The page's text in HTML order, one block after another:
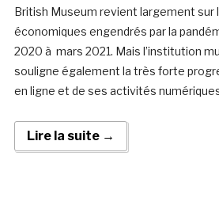
British Museum revient largement sur
économiques engendrés par la
2020 à mars 2021. Mais l’institution
souligne également la très forte
en ligne et de ses activités
Lire la suite →